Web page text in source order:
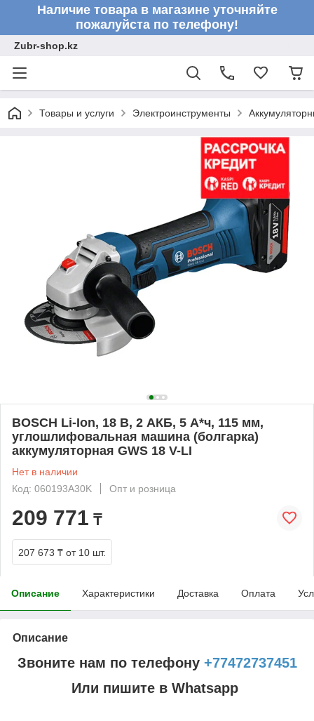
Наличие товара в магазине уточняйте
пожалуйста по телефону!
Zubr-shop.kz
Товары и услуги Электроинструменты
BOSCH Li-Ion, 18 В, 2 АКБ, 5 А*ч, 115 мм,
углошлифовальная машина (болгарка)
аккумуляторная GWS 18 V-LI
Нет в наличии
Код: 060193A30K
Опт и розница
209 771 ₸
207 673 ₸ от 10 шт.
Описание Характеристики Доставка Оплата
Описание
Звоните нам по телефону +77472737451
Или пишите в Whatsapp